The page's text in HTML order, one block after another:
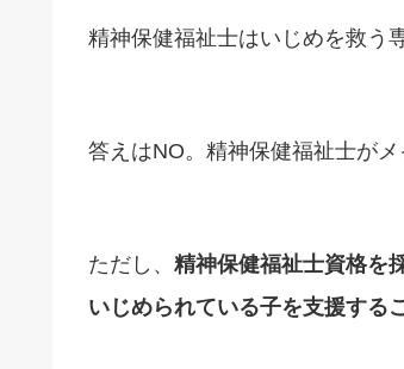
精神保健福祉士はいじめを救う
答えはNO。精神保健福祉士が
ただし、 精神保健福祉士資格を
いじめられている子を支援する